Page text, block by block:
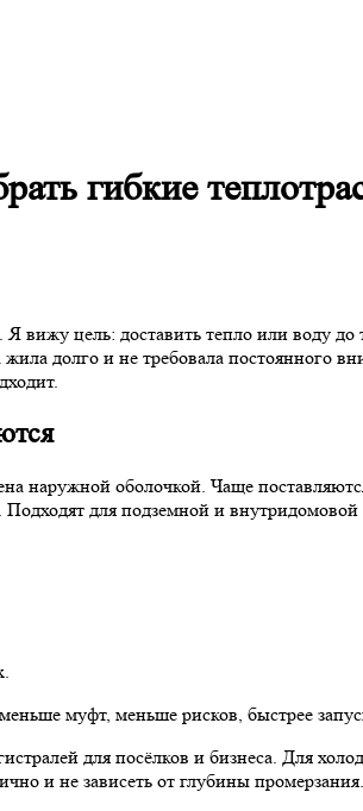
гибкие
вижу цель: доставить тепло или воду
долго и не требовала постоянного
наружной оболочкой. Чаще
для подземной и
муфт, меньше рисков, быстрее
для посёлков и бизнеса. Для
и не зависеть от глубины промерзания.